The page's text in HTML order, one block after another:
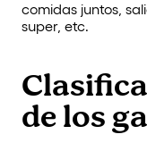
comidas juntos,
super, etc.
de los